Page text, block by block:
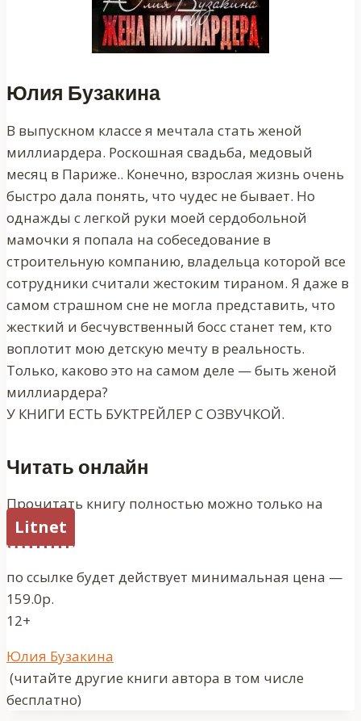
Юлия Бузакина
В выпускном классе я мечтала стать женой
миллиардера. Роскошная свадьба, медовый
месяц в Париже.. Конечно, взрослая жизнь очень
быстро дала понять, что чудес не бывает. Но
однажды с легкой руки моей сердобольной
мамочки я попала на собеседование в
строительную компанию, владельца которой все
сотрудники считали жестоким тираном. Я даже в
самом страшном сне не могла представить, что
жесткий и бесчувственный босс станет тем, кто
воплотит мою детскую мечту в реальность.
Только, каково это на самом деле — быть женой
миллиардера?
У КНИГИ ЕСТЬ БУКТРЕЙЛЕР С ОЗВУЧКОЙ.
Читать онлайн
Прочитать книгу полностью можно только на
Litnet
по ссылке будет действует минимальная цена —
159.0р.
12+
Метки
записи:
Юлия Бузакина
(читайте другие книги автора в том числе
бесплатно)